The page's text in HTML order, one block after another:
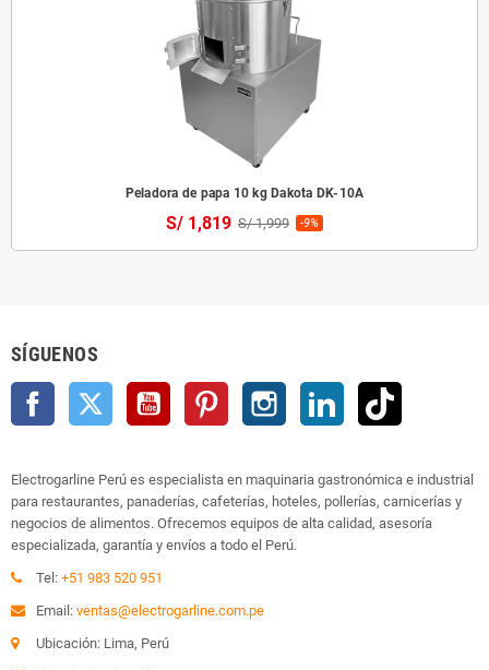
Peladora de papa 10 kg Dakota DK-10A
S/ 1,819 S/ 1,999 -9%
SÍGUENOS
Facebook Twitter YouTube Pinterest Instagram LinkedIn
Electrogarline Perú es especialista en maquinaria gastronómica e industrial
para restaurantes, panaderías, cafeterías, hoteles, pollerías, carnicerías y
negocios de alimentos. Ofrecemos equipos de alta calidad, asesoría
especializada, garantía y envíos a todo el Perú.
Tel: +51 983 520 951
Email: ventas@electrogarline.com.pe
Ubicación: Lima, Perú